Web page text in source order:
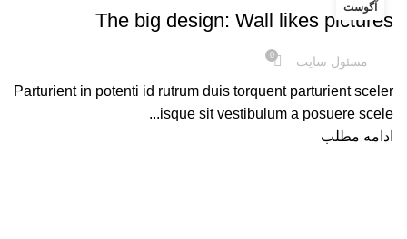
آگوست
The big design: Wall likes pictures
مسئول سایت 0
Parturient in potenti id rutrum duis torquent parturient sceler
isque sit vestibulum a posuere scele...
ادامه مطلب